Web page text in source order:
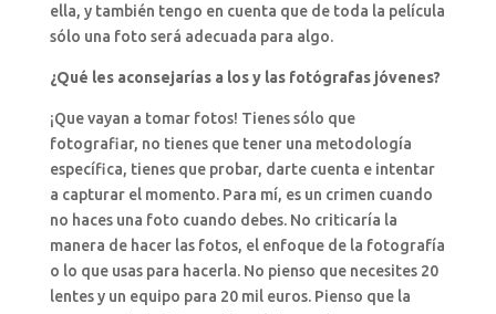
ella, y también tengo en cuenta que de toda la película
sólo una foto será adecuada para algo.
¿Qué les aconsejarías a los y las fotógrafas jóvenes?
¡Que vayan a tomar fotos! Tienes sólo que
fotografiar, no tienes que tener una metodología
específica, tienes que probar, darte cuenta e intentar
a capturar el momento. Para mí, es un crimen cuando
no haces una foto cuando debes. No criticaría la
manera de hacer las fotos, el enfoque de la fotografía
o lo que usas para hacerla. No pienso que necesites 20
lentes y un equipo para 20 mil euros. Pienso que la